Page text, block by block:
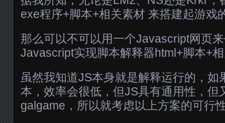
exe程序+脚本+相关素材 来搭建起游戏
那么可以不可以用一个Javascript网页
Javascript实现脚本解释器html+脚本+
虽然我知道JS本身就是解释运行的，如
本，效率会很低，但JS具有通用性，但
galgame，所以就考虑以上方案的可行